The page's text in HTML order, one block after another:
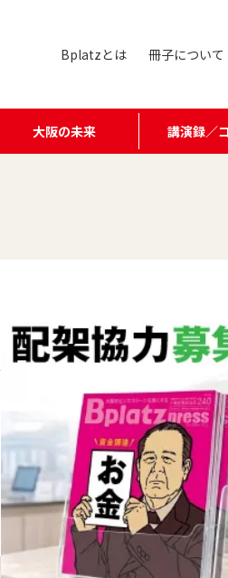
Bplatzとは 冊子について
大阪の未来 講演録／